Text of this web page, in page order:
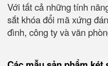
Với tất cả những tính
sắt khóa đổi mã xứng
đình, công ty và văn